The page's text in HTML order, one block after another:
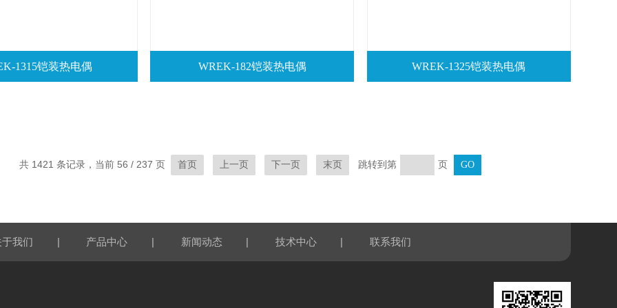
1315铠装热电偶 WREK-182铠装热电偶 WREK-1325铠装热电偶
共 1421 条记录，当前 56 / 237 页 首页 上一页 下一页 末页 跳转到第 页
于我们 | 产品中心 | 新闻动态 | 技术中心 | 联系我们